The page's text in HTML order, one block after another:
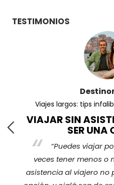
TESTIMONIOS
Viajes largos: tips
VIAJAR SIN
SER UNA
“Puedes viajar
veces tener menos o
asistencia al viajero no